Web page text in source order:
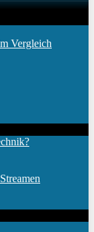
Vergleich